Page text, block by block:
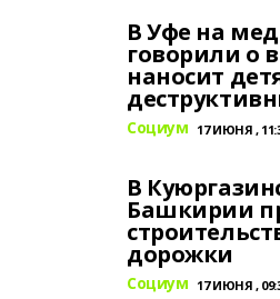
В Уфе на
говорили о
наносит
Социум 17 ИЮНЯ ,
В
Башкирии
дорожки
Социум 17 ИЮНЯ ,